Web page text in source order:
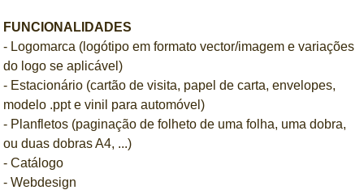
FUNCIONALIDADES
- Logomarca (logótipo em formato vector/imagem e variações
do logo se aplicável)
- Estacionário (cartão de visita, papel de carta, envelopes,
modelo .ppt e vinil para automóvel)
- Planfletos (paginação de folheto de uma folha, uma dobra,
ou duas dobras A4, ...)
- Catálogo
- Webdesign